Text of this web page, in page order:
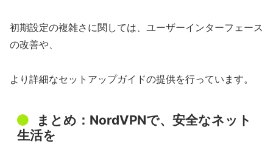
初期設定の複雑さに関しては、ユーザーインターフェース
の改善や、
より詳細なセットアップガイドの提供を行っています。
まとめ：NordVPNで、安全なネット
生活を